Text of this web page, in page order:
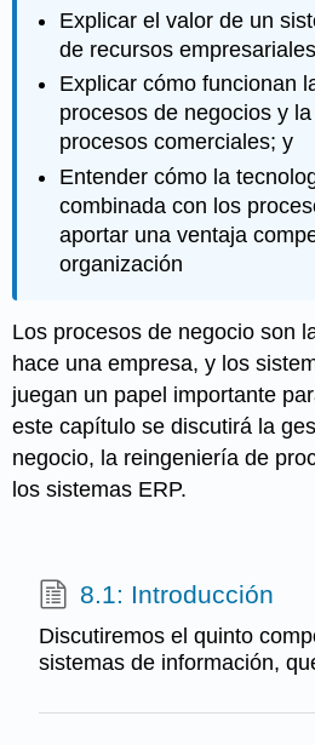
Explicar el valor de un
de recursos
Explicar cómo funcionan
procesos de negocios y
procesos comerciales; y
Entender cómo la
combinada con los
aportar una ventaja
organización
Los procesos de negocio son
hace una empresa, y los
juegan un papel importante
este capítulo se discutirá la
negocio, la reingeniería de
los sistemas ERP.
8.1: Introducción
Discutiremos el quinto
sistemas de información,